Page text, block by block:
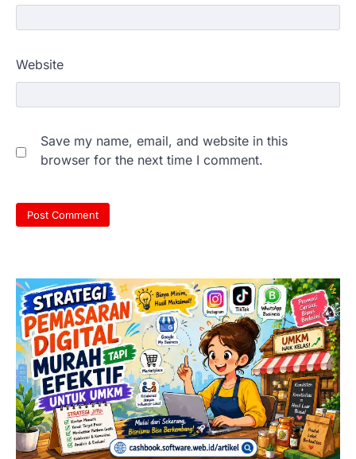
Website
Save my name, email, and website in this
browser for the next time I comment.